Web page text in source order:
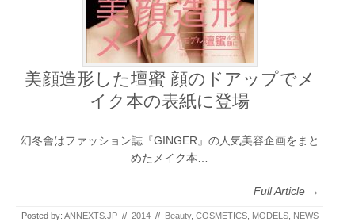
美顔造形した壇蜜 顔のドアップでメ
イク本の表紙に登場
幻冬舎はファッション誌『GINGER』の人気美容企画をまと
めたメイク本…
Full Article →
Posted by: ANNEXTS.JP // 2014 // Beauty, COSMETICS, MODELS, NEWS